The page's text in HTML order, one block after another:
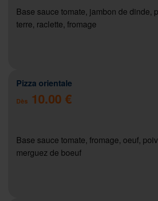
Base sauce tomate, jambon de dinde,
terre, raclette, fromage
Pizza orientale
Dès 10.00 €
Base sauce tomate, fromage, oeuf,
merguez de boeuf